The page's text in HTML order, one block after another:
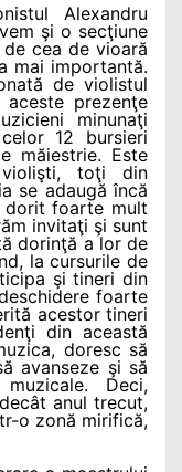
Alexandru
şi o secţiune
cea de vioară
mai importantă.
de violistul
prezenţe
minunaţi
12 bursieri
măiestrie. Este
toţi din
se adaugă încă
dorit foarte mult
invitaţi şi sunt
dorinţă a lor de
la cursurile de
şi tineri din
foarte
acestor tineri
din această
doresc să
avanseze şi să
Deci,
anul trecut,
o zonă mirifică,